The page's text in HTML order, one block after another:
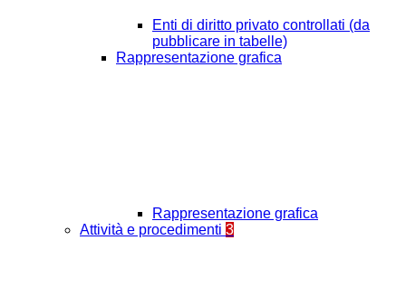
Enti di diritto privato controllati (da
pubblicare in tabelle)
Rappresentazione grafica
Rappresentazione grafica
Attività e procedimenti 3